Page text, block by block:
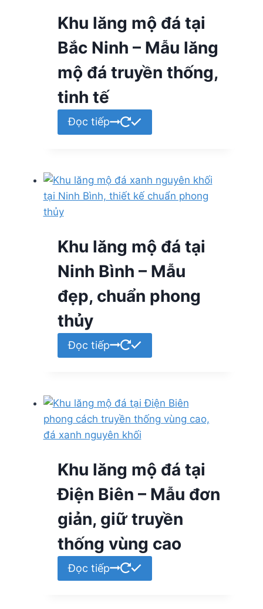
Khu lăng mộ đá tại
Bắc Ninh – Mẫu lăng
mộ đá truyền thống,
tinh tế
Đọc tiếp
Khu lăng mộ đá tại
Ninh Bình – Mẫu
đẹp, chuẩn phong
thủy
Đọc tiếp
Khu lăng mộ đá tại
Điện Biên – Mẫu đơn
giản, giữ truyền
thống vùng cao
Đọc tiếp